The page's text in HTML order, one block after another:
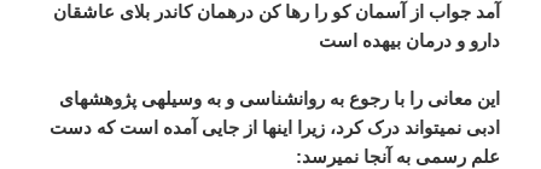
آمد جواب از آسمان کو را رها کن درهمان کاندر بلای عاشقان
دارو و درمان بیهده است
این معانی را با رجوع به روان­شناسی و به وسیله­ی پژوهش­های
ادبی نمی­تواند درک کرد، زیرا اینها از جایی آمده است که دست
علم رسمی به آنجا نمی­رسد: